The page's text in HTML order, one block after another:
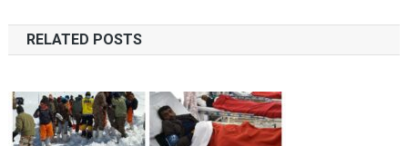
navigation
RELATED POSTS